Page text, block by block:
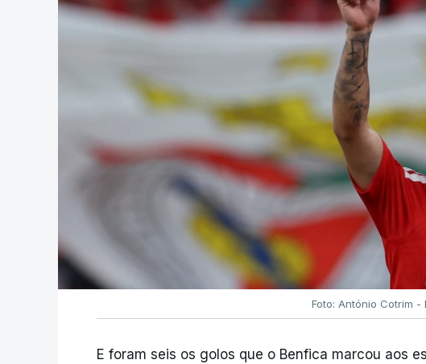
Foto: António Cotrim -
E foram seis os golos que o Benfica marcou aos